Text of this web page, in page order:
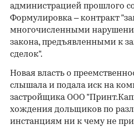
администрацией прошлого
Формулировка – контракт
многочисленными
закона, предъявленными к
сделок".
Новая власть о
слышала и подала иск на
застройщика ООО
хождения дольщиков по
инстанциям ни к чему не